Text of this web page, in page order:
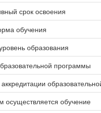
срок освоения
обучения
образования
программы
осуществляется обучение